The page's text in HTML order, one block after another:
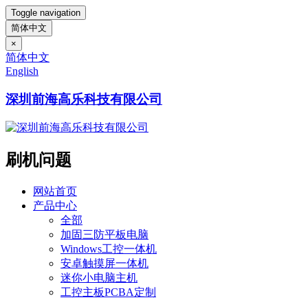
Toggle navigation
简体中文
×
简体中文
English
深圳前海高乐科技有限公司
刷机问题
网站首页
产品中心
全部
加固三防平板电脑
Windows工控一体机
安卓触摸屏一体机
迷你小电脑主机
工控主板PCBA定制